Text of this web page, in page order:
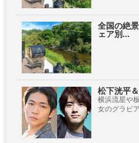
全国の絶
ェア別...
松下洸平
横浜流星や
女のグラビ